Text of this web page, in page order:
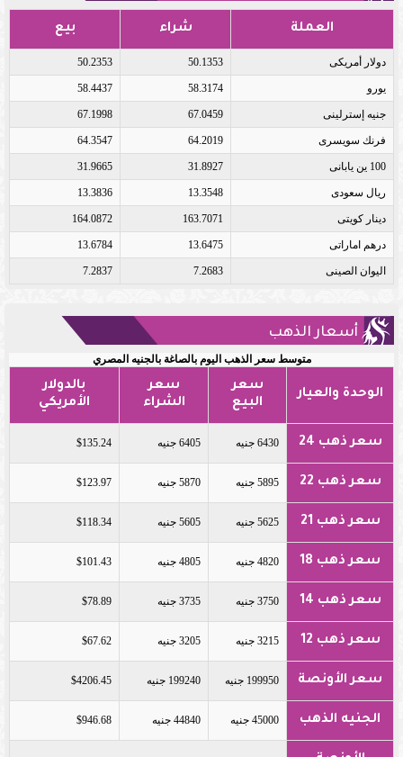
العملة شراء بيع
دولار أمريكى 50.1353
50.2353
يورو 58.3174
58.4437
جنيه إسترلينى 67.0459
67.1998
فرنك سويسرى 64.2019
64.3547
100 ين يابانى 31.8927
31.9665
ريال سعودى 13.3548
13.3836
دينار كويتى 163.7071
164.0872
درهم اماراتى 13.6475
13.6784
اليوان الصينى 7.2683
7.2837
أسعار الذهب
متوسط سعر الذهب اليوم بالصاغة بالجنيه المصري
الوحدة والعيار
سعر
البيع
سعر
الشراء
بالدولار
الأمريكي
سعر ذهب 24 6430 جنيه 6405 جنيه $135.24
سعر ذهب 22 5895 جنيه 5870 جنيه $123.97
سعر ذهب 21 5625 جنيه 5605 جنيه $118.34
سعر ذهب 18 4820 جنيه 4805 جنيه $101.43
سعر ذهب 14 3750 جنيه 3735 جنيه $78.89
سعر ذهب 12 3215 جنيه 3205 جنيه $67.62
سعر الأونصة 199950 جنيه 199240 جنيه $4206.45
الجنيه الذهب 45000 جنيه 44840 جنيه $946.68